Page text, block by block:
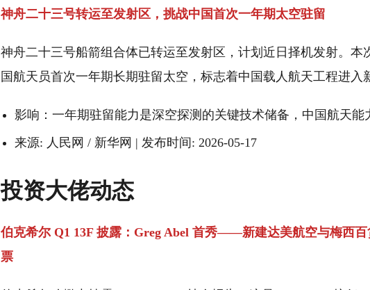
神舟二十三号转运至发射区，挑战中国首次一年期太空驻留
神舟二十三号船箭组合体已转运至发射区，计划近日择机发射。本
国航天员首次一年期长期驻留太空，标志着中国载人航天工程进入
影响：一年期驻留能力是深空探测的关键技术储备，中国航天能
来源: 人民网 / 新华网 | 发布时间: 2026-05-17
投资大佬动态
伯克希尔 Q1 13F 披露：Greg Abel 首秀——新建达美航空与梅西百
票